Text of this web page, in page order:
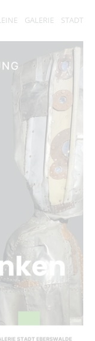
GALERIE STADT